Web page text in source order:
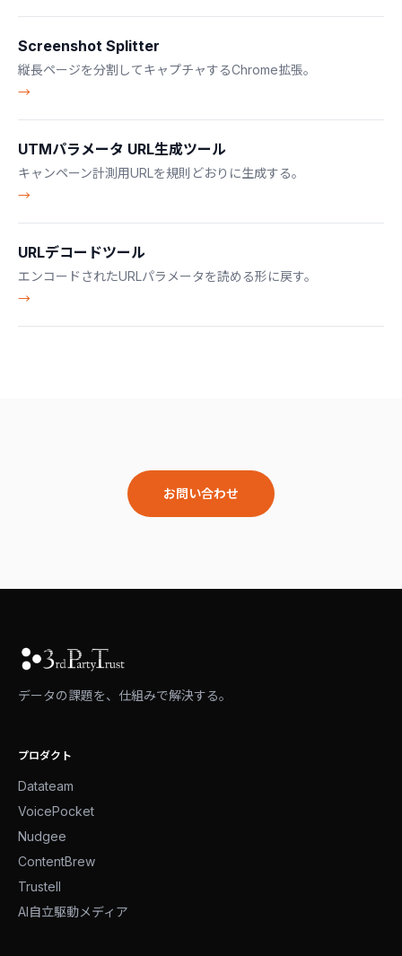
Screenshot Splitter
縦長ページを分割してキャプチャするChrome拡張。
→
UTMパラメータ URL生成ツール
キャンペーン計測用URLを規則どおりに生成する。
→
URLデコードツール
エンコードされたURLパラメータを読める形に戻す。
→
お問い合わせ
データの課題を、仕組みで解決する。
プロダクト
Datateam
VoicePocket
Nudgee
ContentBrew
Trustell
AI自立駆動メディア